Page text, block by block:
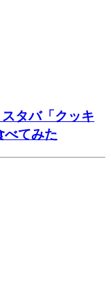
スタバ「クッキ
べてみた